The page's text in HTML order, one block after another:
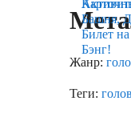
Башня,
Билет
Бэнг!
Жанр:
Теги: